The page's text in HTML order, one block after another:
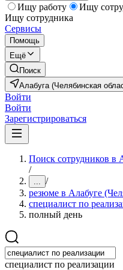
Ищу работу
Ищу
Ищу сотрудника
Сервисы
Помощь
Ещё
Поиск
Алабуга (Челябинская
Войти
Войти
Зарегистрироваться
Поиск сотрудников в
/
... /
резюме в Алабуге
специалист по
полный день
специалист по реализации